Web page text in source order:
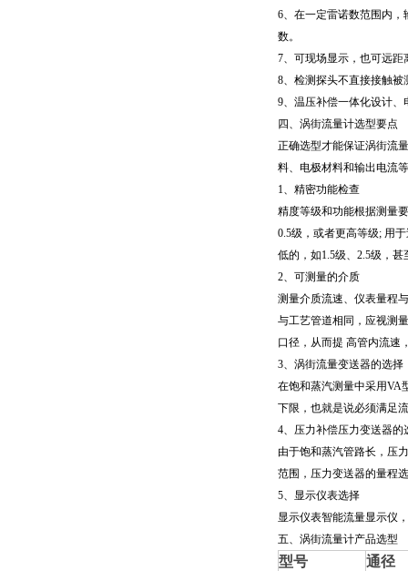
6、在一定雷诺数范围内
数。
7、可现场显示，也可远
8、检测探头不直接接触
9、温压补偿一体化设计
四、涡街流量计选型要点
正确选型才能保证涡街流
料、电极材料和输出电流等
1、精密功能检查
精度等级和功能根据测量
0.5级，或者更高等级; 用
低的，如1.5级、 2.5级，甚
2、可测量的介质
测量介质流速、仪表量程
与工艺管道相同，应视测
口径，从而提 高管内流速
3、涡街流量变送器的选择
在饱和蒸汽测量中采用VA
下限，也就是说必须满足
4、压力补偿压力变送器的
由于饱和蒸汽管路长，压
范围，压力变送器的量程
5、显示仪表选择
显示仪表智能流量显示仪
五、涡街流量计产品选型
型号
通径